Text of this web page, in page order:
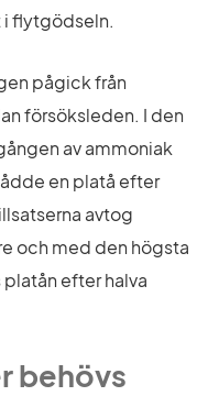
i flytgödseln.
pågick från
försöksleden. I den
av ammoniak
en platå efter
avtog
och med den högsta
efter halva
behövs